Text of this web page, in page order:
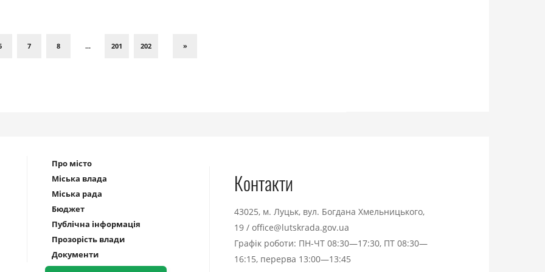
7 8 ... 201 202 »
Про місто
Міська влада
Міська рада
Бюджет
Публічна інформація
Прозорість влади
Документи
Контакти
43025, м. Луцьк, вул. Богдана Хмельницького,
19 / office@lutskrada.gov.ua
Графік роботи: ПН-ЧТ 08:30—17:30, ПТ 08:30—
16:15, перерва 13:00—13:45